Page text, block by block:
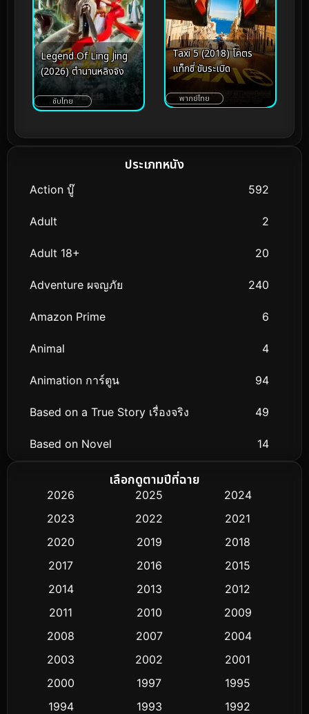
Legend Of Ling Jing
(2026) ตำนานหลิงจิง
ซับไทย
Taxi 5 (2018) โคตร
แท็กซี่ ขับระเบิด
พากย์ไทย
ประเภทหนัง
Action บู๊ 592
Adult 2
Adult 18+ 20
Adventure ผจญภัย 240
Amazon Prime 6
Animal 4
Animation การ์ตูน 94
Based on a True Story เรื่องจริง 49
Based on Novel 14
Biography ชีวิตจริง
Classic หนังคลาสสิก
Comedy ตลก 379
Conspiracy
Crime อาชญากรรม 289
เลือกดูตามปีที่ฉาย
2026 2025
2024
2023
2022
2021
2020
2019
2018
2017
2016
2015
2014
2013
2012
2011
2010
2009
2008
2007
2004
2003
2002
2001
2000
1997
1995
1994
1993
1992